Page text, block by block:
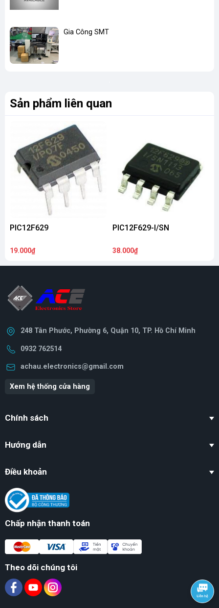
Gia Công SMT
Sản phẩm liên quan
PIC12F629
19.000₫
PIC12F629-I/SN
38.000₫
248 Tân Phước, Phường 6, Quận 10, TP. Hồ Chí Minh
0932 762514
achau.electronics@gmail.com
Xem hệ thống cửa hàng
Chính sách
Hướng dẫn
Điều khoản
Chấp nhận thanh toán
Theo dõi chúng tôi